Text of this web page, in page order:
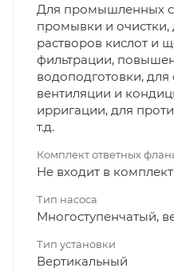
Для промышленных
промывки и очистки,
растворов кислот и
фильтрации,
водоподготовки, для
вентиляции и
ирригации, для
т.д.
Комплект ответных
Не входит в
Тип насоса
Многоступенчатый,
Тип установки
Вертикальный